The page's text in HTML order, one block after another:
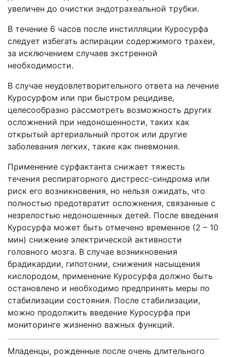
увеличен до очистки эндотрахеальной трубки.
В течение 6 часов после инстилляции Куросурфа
следует избегать аспирации содержимого трахеи,
за исключением случаев экстренной
необходимости.
В случае неудовлетворительного ответа на лечение
Куросурфом или при быстром рецидиве,
целесообразно рассмотреть возможность других
осложнений при недоношенности, таких как
открытый артериальный проток или другие
заболевания легких, такие как пневмония.
Применение сурфактанта снижает тяжесть
течения респираторного дистресс-синдрома или
риск его возникновения, но нельзя ожидать, что
полностью предотвратит осложнения, связанные с
незрелостью недоношенных детей. После введения
Куросурфа может быть отмечено временное (2 – 10
мин) снижение электрической активности
головного мозга. В случае возникновения
брадикардии, гипотонии, снижения насыщения
кислородом, применение Куросурфа должно быть
остановлено и необходимо предпринять меры по
стабилизации состояния. После стабилизации,
можно продолжить введение Куросурфа при
мониторинге жизненно важных функций.
Младенцы, рожденные после очень длительного